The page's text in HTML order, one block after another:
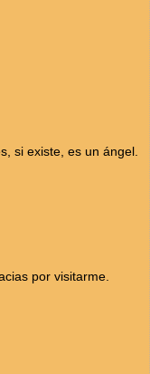
si existe, es un ángel.
por visitarme.